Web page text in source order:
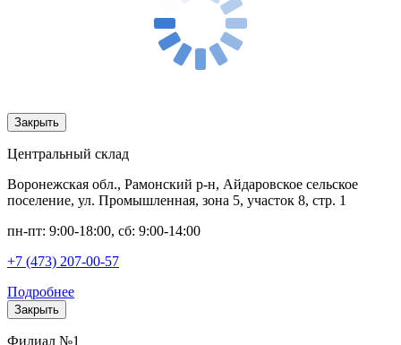
Закрыть
Центральный склад
Воронежская обл., Рамонский р-н, Айдаровское сельское
поселение, ул. Промышленная, зона 5, участок 8, стр. 1
пн-пт: 9:00-18:00, сб: 9:00-14:00
+7 (473) 207-00-57
Подробнее
Закрыть
Филиал №1